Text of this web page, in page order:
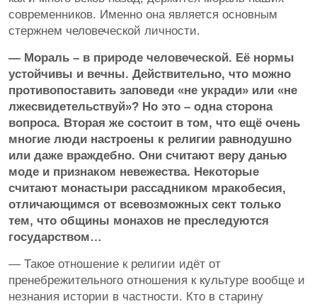
современников. Именно она является основным
стержнем человеческой личности.
— Мораль – в природе человеческой. Её нормы
устойчивы и вечны. Действительно, что можно
противопоставить заповеди «не укради» или «не
лжесвидетельствуй»? Но это – одна сторона
вопроса. Вторая же состоит в том, что ещё очень
многие люди настроены к религии равнодушно
или даже враждебно. Они считают веру данью
моде и признаком невежества. Некоторые
считают монастыри рассадником мракобесия,
отличающимся от всевозможных сект только
тем, что общины монахов не преследуются
государством…
— Такое отношение к религии идёт от
пренебрежительного отношения к культуре вообще и
незнания истории в частности. Кто в старину